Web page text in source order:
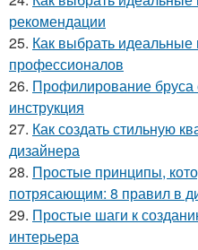
рекомендации
25. Как выбрать
профессионалов
26. Профилирование
инструкция
27. Как создать стильную
дизайнера
28. Простые принципы,
потрясающим: 8 правил в
29. Простые шаги к
интерьера